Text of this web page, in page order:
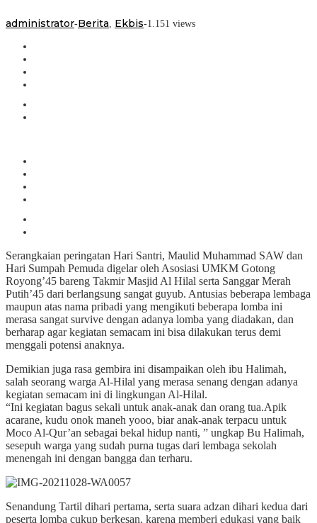
administrator-Berita Ekbis-1.151 views
Serangkaian peringatan Hari Santri, Maulid Muhammad SAW dan
Hari Sumpah Pemuda digelar oleh Asosiasi UMKM Gotong
Royong’45 bareng Takmir Masjid Al Hilal serta Sanggar Merah
Putih’45 dari berlangsung sangat guyub. Antusias beberapa lembaga
maupun atas nama pribadi yang mengikuti beberapa lomba ini
merasa sangat survive dengan adanya lomba yang diadakan, dan
berharap agar kegiatan semacam ini bisa dilakukan terus demi
menggali potensi anaknya.
Demikian juga rasa gembira ini disampaikan oleh ibu Halimah,
salah seorang warga Al-Hilal yang merasa senang dengan adanya
kegiatan semacam ini di lingkungan Al-Hilal.
“Ini kegiatan bagus sekali untuk anak-anak dan orang tua.Apik
acarane, kudu onok maneh yooo, biar anak-anak terpacu untuk
Moco Al-Qur’an sebagai bekal hidup nanti, ” ungkap Bu Halimah,
sesepuh warga yang sudah purna tugas dari lembaga sekolah
menengah ini dengan bangga dan terharu.
Senandung Tartil dihari pertama, serta suara adzan dihari kedua dari
peserta lomba cukup berkesan, karena memberi edukasi yang baik